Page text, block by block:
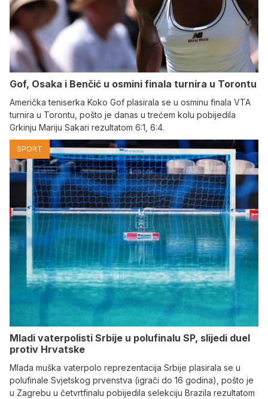
Gof, Osaka i Benčić u osmini finala turnira u Torontu
Američka teniserka Koko Gof plasirala se u osminu finala VTA
turnira u Torontu, pošto je danas u trećem kolu pobijedila
Grkinju Mariju Sakari rezultatom 6:1, 6:4.
SPORT
Mladi vaterpolisti Srbije u polufinalu SP, slijedi duel
protiv Hrvatske
Mlada muška vaterpolo reprezentacija Srbije plasirala se u
polufinale Svjetskog prvenstva (igrači do 16 godina), pošto je
u Zagrebu u četvrtfinalu pobijedila selekciju Brazila rezultatom